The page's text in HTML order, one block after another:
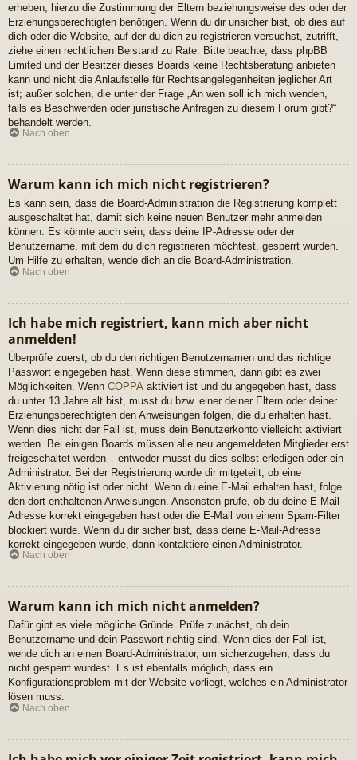
erheben, hierzu die Zustimmung der Eltern beziehungsweise des oder der
Erziehungsberechtigten benötigen. Wenn du dir unsicher bist, ob dies auf
dich oder die Website, auf der du dich zu registrieren versuchst, zutrifft,
ziehe einen rechtlichen Beistand zu Rate. Bitte beachte, dass phpBB
Limited und der Besitzer dieses Boards keine Rechtsberatung anbieten
kann und nicht die Anlaufstelle für Rechtsangelegenheiten jeglicher Art
ist; außer solchen, die unter der Frage „An wen soll ich mich wenden,
falls es Beschwerden oder juristische Anfragen zu diesem Forum gibt?“
behandelt werden.
Nach oben
Warum kann ich mich nicht registrieren?
Es kann sein, dass die Board-Administration die Registrierung komplett
ausgeschaltet hat, damit sich keine neuen Benutzer mehr anmelden
können. Es könnte auch sein, dass deine IP-Adresse oder der
Benutzername, mit dem du dich registrieren möchtest, gesperrt wurden.
Um Hilfe zu erhalten, wende dich an die Board-Administration.
Nach oben
Ich habe mich registriert, kann mich aber nicht
anmelden!
Überprüfe zuerst, ob du den richtigen Benutzernamen und das richtige
Passwort eingegeben hast. Wenn diese stimmen, dann gibt es zwei
Möglichkeiten. Wenn COPPA aktiviert ist und du angegeben hast, dass
du unter 13 Jahre alt bist, musst du bzw. einer deiner Eltern oder deiner
Erziehungsberechtigten den Anweisungen folgen, die du erhalten hast.
Wenn dies nicht der Fall ist, muss dein Benutzerkonto vielleicht aktiviert
werden. Bei einigen Boards müssen alle neu angemeldeten Mitglieder erst
freigeschaltet werden – entweder musst du dies selbst erledigen oder ein
Administrator. Bei der Registrierung wurde dir mitgeteilt, ob eine
Aktivierung nötig ist oder nicht. Wenn du eine E-Mail erhalten hast, folge
den dort enthaltenen Anweisungen. Ansonsten prüfe, ob du deine E-Mail-
Adresse korrekt eingegeben hast oder die E-Mail von einem Spam-Filter
blockiert wurde. Wenn du dir sicher bist, dass deine E-Mail-Adresse
korrekt eingegeben wurde, dann kontaktiere einen Administrator.
Nach oben
Warum kann ich mich nicht anmelden?
Dafür gibt es viele mögliche Gründe. Prüfe zunächst, ob dein
Benutzername und dein Passwort richtig sind. Wenn dies der Fall ist,
wende dich an einen Board-Administrator, um sicherzugehen, dass du
nicht gesperrt wurdest. Es ist ebenfalls möglich, dass ein
Konfigurationsproblem mit der Website vorliegt, welches ein Administrator
lösen muss.
Nach oben